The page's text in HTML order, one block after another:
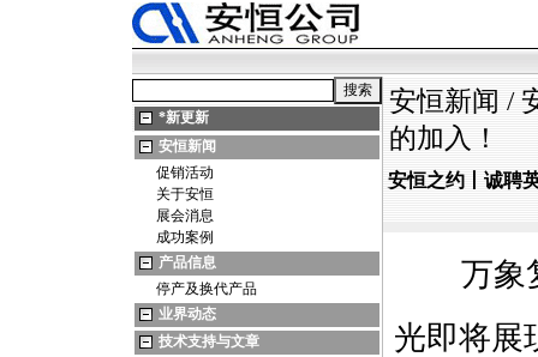
*新更新
安恒新闻
促销活动
关于安恒
展会消息
成功案例
产品信息
停产及换代产品
业界动态
技术支持与文章
安恒新闻 /
的加入！
安恒之约丨诚聘
万象复
光即将展